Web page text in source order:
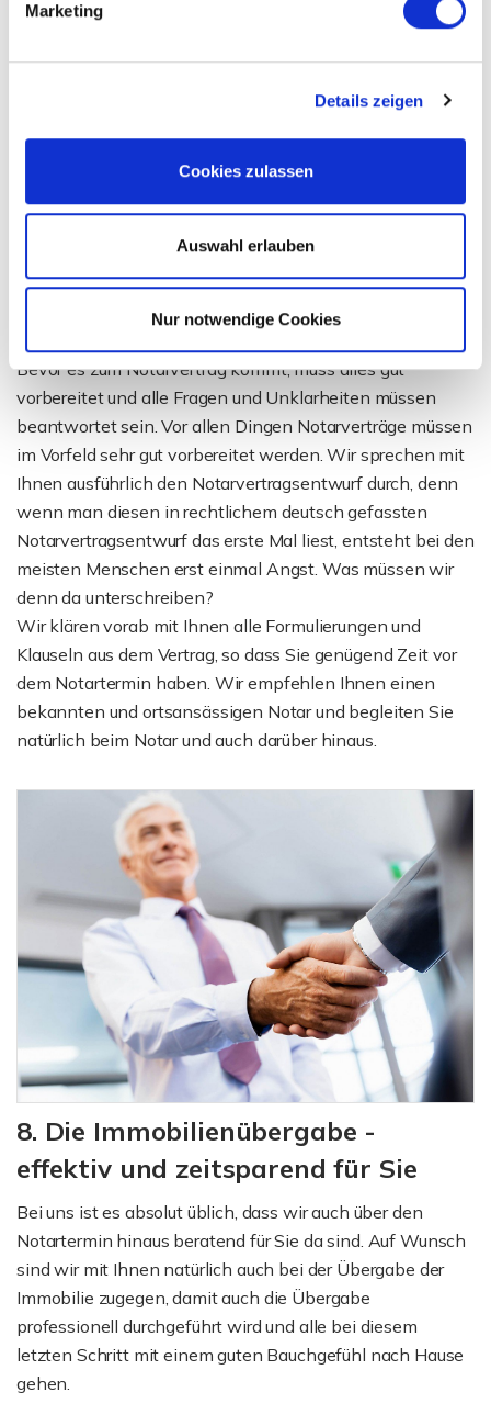
Marketing
Details zeigen
Cookies zulassen
Auswahl erlauben
Nur notwendige Cookies
7. Der Notartermin - Organisation
und Begleitung des Kaufvertrages
Bevor es zum Notarvertrag kommt, muss alles gut
vorbereitet und alle Fragen und Unklarheiten müssen
beantwortet sein. Vor allen Dingen Notarverträge müssen
im Vorfeld sehr gut vorbereitet werden. Wir sprechen mit
Ihnen ausführlich den Notarvertragsentwurf durch, denn
wenn man diesen in rechtlichem deutsch gefassten
Notarvertragsentwurf das erste Mal liest, entsteht bei den
meisten Menschen erst einmal Angst. Was müssen wir
denn da unterschreiben?
Wir klären vorab mit Ihnen alle Formulierungen und
Klauseln aus dem Vertrag, so dass Sie genügend Zeit vor
dem Notartermin haben. Wir empfehlen Ihnen einen
bekannten und ortsansässigen Notar und begleiten Sie
natürlich beim Notar und auch darüber hinaus.
8. Die Immobilienübergabe -
effektiv und zeitsparend für Sie
Bei uns ist es absolut üblich, dass wir auch über den
Notartermin hinaus beratend für Sie da sind. Auf Wunsch
sind wir mit Ihnen natürlich auch bei der Übergabe der
Immobilie zugegen, damit auch die Übergabe
professionell durchgeführt wird und alle bei diesem
letzten Schritt mit einem guten Bauchgefühl nach Hause
gehen.